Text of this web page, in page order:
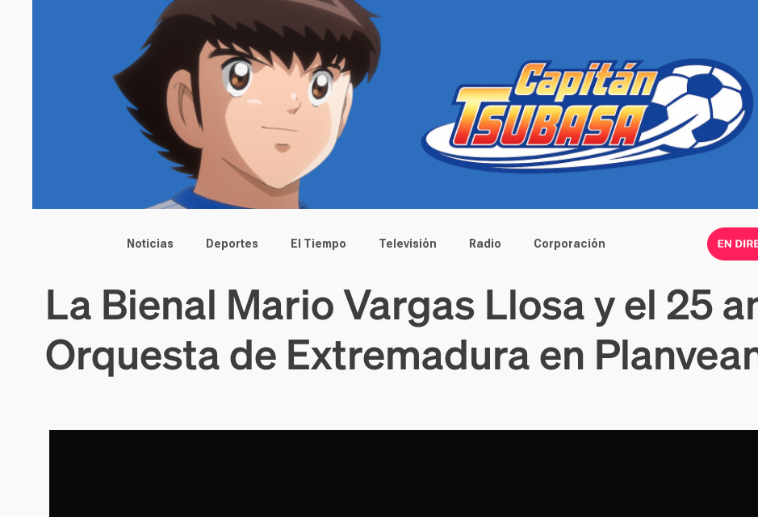
Main menu
Noticias Deportes El Tiempo Televisión Radio Corporación
La Bienal Mario Vargas Llosa y el 25
Orquesta de Extremadura en